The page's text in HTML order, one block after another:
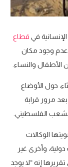
في قطاع
عدم وجود مكان
والنساء.
حول الأوضاع
مرور قرابة
الشعب الفلسطيني.
الوكالات
وأخرى غير
إنه “لا يوجد